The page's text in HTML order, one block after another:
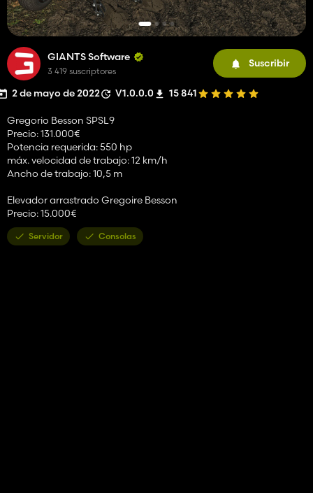
GIANTS Software
3 419 suscriptores
Suscribir
2 de mayo de 2022 V1.0.0.0 15 841
Gregorio Besson SPSL9
Precio: 131.000€
Potencia requerida: 550 hp
máx. velocidad de trabajo: 12 km/h
Ancho de trabajo: 10,5 m
Elevador arrastrado Gregoire Besson
Precio: 15.000€
Servidor Consolas